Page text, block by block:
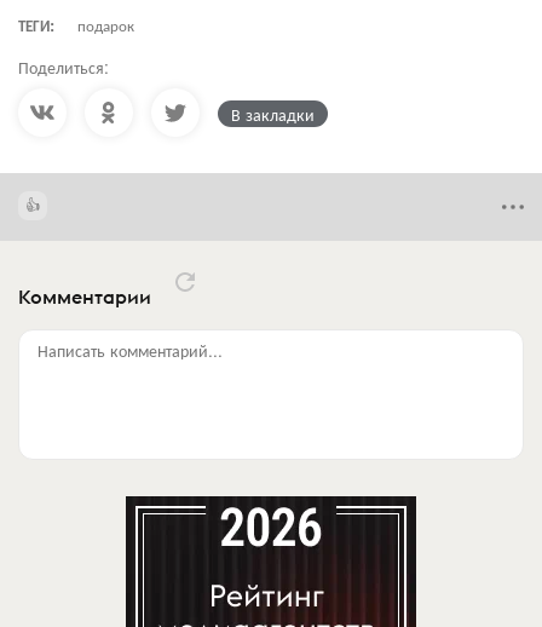
ТЕГИ:
подарок
Поделиться:
В закладки
Комментарии
Написать комментарий...